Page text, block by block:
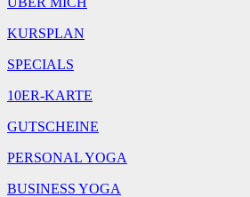
KURSPLAN
SPECIALS
10ER-KARTE
GUTSCHEINE
PERSONAL YOGA
BUSINESS YOGA